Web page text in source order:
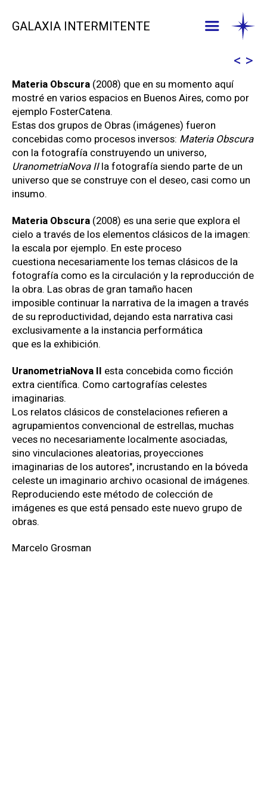
GALAXIA INTERMITENTE
Materia Obscura (2008) que en su momento aquí
mostré en varios espacios en Buenos Aires, como por
ejemplo FosterCatena.
Estas dos grupos de Obras (imágenes) fueron
concebidas como procesos inversos: Materia Obscura
con la fotografía construyendo un universo,
UranometriaNova IIla fotografía siendo parte de un
universo que se construye con el deseo, casi como un
insumo.
Materia Obscura (2008) es una serie que explora el
cielo a través de los elementos clásicos de la imagen:
la escala por ejemplo. En este proceso
cuestiona necesariamente los temas clásicos de la
fotografía como es la circulación y la reproducción de
la obra. Las obras de gran tamaño hacen
imposible continuar la narrativa de la imagen a través
de su reproductividad, dejando esta narrativa casi
exclusivamente a la instancia performática
que es la exhibición.
UranometriaNova II esta concebida como ficción
extra científica. Como cartografías celestes
imaginarias.
Los relatos clásicos de constelaciones refieren a
agrupamientos convencional de estrellas, muchas
veces no necesariamente localmente asociadas,
sino vinculaciones aleatorias, proyecciones
imaginarias de los autores", incrustando en la bóveda
celeste un imaginario archivo ocasional de imágenes.
Reproduciendo este método de colección de
imágenes es que está pensado este nuevo grupo de
obras.
Marcelo Grosman